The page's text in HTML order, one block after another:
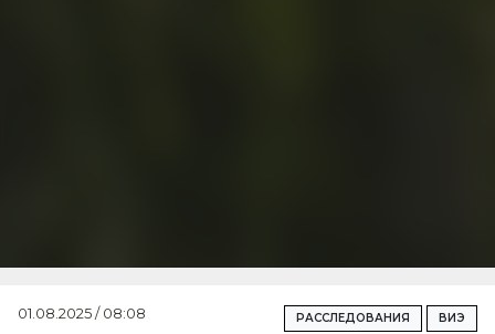
01.08.2025 / 08:08 РАССЛЕДОВАНИЯ ВИЭ